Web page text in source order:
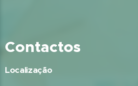
Contactos
Localização